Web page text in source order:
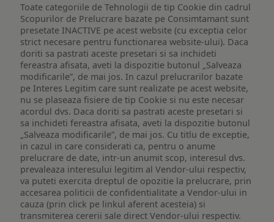
Toate categoriile de Tehnologii de tip Cookie din cadrul
Scopurilor de Prelucrare bazate pe Consimtamant sunt
presetate INACTIVE pe acest website (cu exceptia celor
strict necesare pentru functionarea website-ului). Daca
doriti sa pastrati aceste presetari si sa inchideti
fereastra afisata, aveti la dispozitie butonul „Salveaza
modificarile”, de mai jos. In cazul prelucrarilor bazate
pe Interes Legitim care sunt realizate pe acest website,
nu se plaseaza fisiere de tip Cookie si nu este necesar
acordul dvs. Daca doriti sa pastrati aceste presetari si
sa inchideti fereastra afisata, aveti la dispozitie butonul
„Salveaza modificarile”, de mai jos. Cu titlu de exceptie,
in cazul in care considerati ca, pentru o anume
prelucrare de date, intr-un anumit scop, interesul dvs.
prevaleaza interesului legitim al Vendor-ului respectiv,
va puteti exercita dreptul de opozitie la prelucrare, prin
accesarea politicii de confidentialitate a Vendor-ului in
cauza (prin click pe linkul aferent acesteia) si
transmiterea cererii sale direct Vendor-ului respectiv.